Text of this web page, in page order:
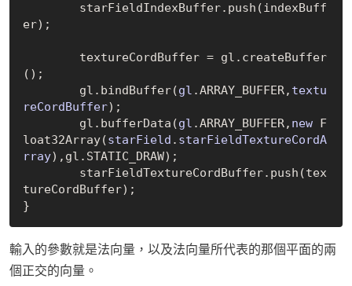
er);
	textureCordBuffer = gl.create
Buffer
() ;
	gl.bind
Buffer(gl .ARRAY_BUFFER, textu
reCordBuffer) ;
	gl.buffer
Data(gl .ARRAY_BUFFER, new F
loat32Array(starField . starFieldTextureCordA
rray) ,gl.STATIC_DRAW);
tureCordBuffer);
輸入的參數就是法向量，以及法向量所代表的那個平面的兩
個正交的向量。